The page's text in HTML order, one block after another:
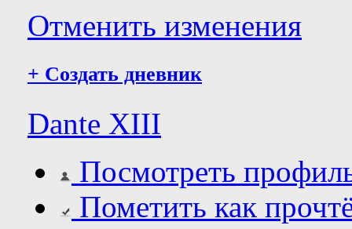
Отменить изменения
+ Создать дневник
Dante XIII
Посмотреть
Пометить как